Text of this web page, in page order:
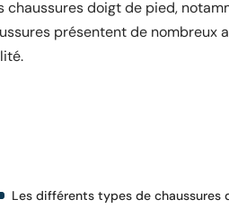
chaussures doigt de pied,
présentent de nombreux
Les différents types de chaussures